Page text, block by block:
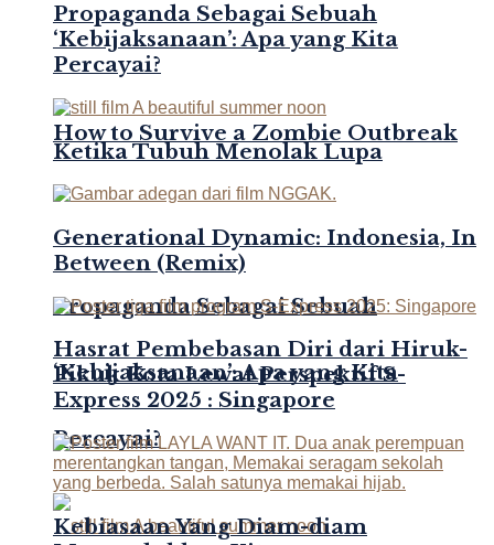
How to Survive a Zombie Outbreak
Propaganda Sebagai Sebuah
‘Kebijaksanaan’: Apa yang Kita
Percayai?
Propaganda Sebagai Sebuah
‘Kebijaksanaan’: Apa yang Kita
Percayai?
Ketika Tubuh Menolak Lupa
Generational Dynamic: Indonesia, In
Between (Remix)
Hasrat Pembebasan Diri dari Hiruk-
Pikuk Kota Lewat Perspektif S-
Express 2025 : Singapore
Kebiasaan Yang Diam-diam